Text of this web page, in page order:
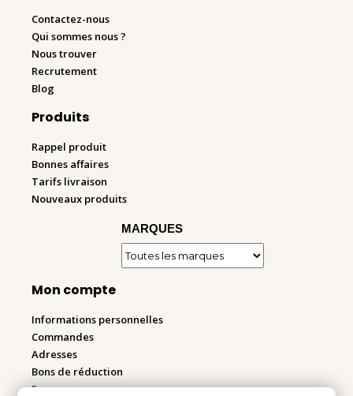
Contactez-nous
Qui sommes nous ?
Nous trouver
Recrutement
Blog
Produits
Rappel produit
Bonnes affaires
Tarifs livraison
Nouveaux produits
MARQUES
Mon compte
Informations personnelles
Commandes
Adresses
Bons de réduction
Espace pro